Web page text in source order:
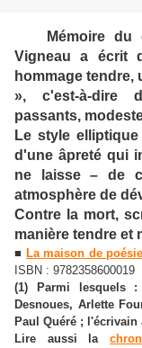
Mémoire
Vigneau a écrit
hommage tendre,
», c'est-à-dire
passants,
Le style
d'une âpreté qui
ne laisse – de
atmosphère de
Contre la mort,
manière tendre et
■ La maison de
ISBN : 9782358600019
(1) Parmi lesquels :
Desnoues, Arlette
Paul Quéré ; l'écrivain
Lire aussi la